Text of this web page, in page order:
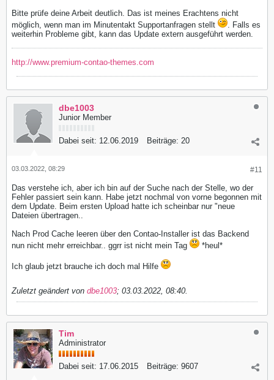
Bitte prüfe deine Arbeit deutlich. Das ist meines Erachtens nicht
möglich, wenn man im Minutentakt Supportanfragen stellt
. Falls es
weiterhin Probleme gibt, kann das Update extern ausgeführt werden.
http://www.premium-contao-themes.com
dbe1003
Junior Member
Dabei seit: 12.06.2019 Beiträge: 20
#11
03.03.2022, 08:29
Das verstehe ich, aber ich bin auf der Suche nach der Stelle, wo der
Fehler passiert sein kann. Habe jetzt nochmal von vorne begonnen mit
dem Update. Beim ersten Upload hatte ich scheinbar nur "neue
Dateien übertragen..
Nach Prod Cache leeren über den Contao-Installer ist das Backend
nun nicht mehr erreichbar.. ggrr ist nicht mein Tag
*heul*
Ich glaub jetzt brauche ich doch mal Hilfe
Zuletzt geändert von dbe1003; 03.03.2022, 08:40
Tim
Administrator
Dabei seit: 17.06.2015 Beiträge: 9607